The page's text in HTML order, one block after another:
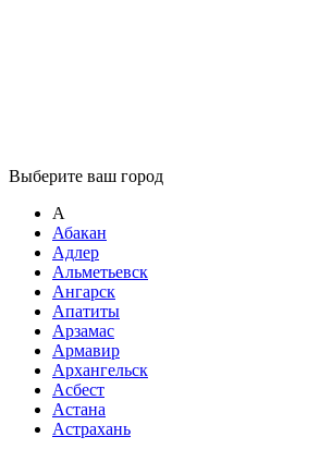
Выберите ваш город
А
Абакан
Адлер
Альметьевск
Ангарск
Апатиты
Арзамас
Армавир
Архангельск
Асбест
Астана
Астрахань